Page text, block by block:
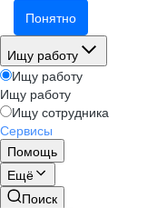
Понятно
Ищу работу
Ищу работу
Ищу работу
Ищу сотрудника
Сервисы
Помощь
Ещё
Поиск